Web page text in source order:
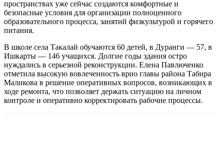
пространствах уже сейчас создаются комфортные и
безопасные условия для организации полноценного
образовательного процесса, занятий физкультурой и горячего
питания.
В школе села Такалай обучаются 60 детей, в Дуранги — 57, в
Ишкарты — 146 учащихся. Долгие годы здания остро
нуждались в серьезной реконструкции. Елена Павлюченко
отметила высокую вовлеченность врио главы района Табира
Маликова в решение оперативных вопросов, возникающих в
ходе ремонта, что позволяет держать ситуацию на личном
контроле и оперативно корректировать рабочие процессы.